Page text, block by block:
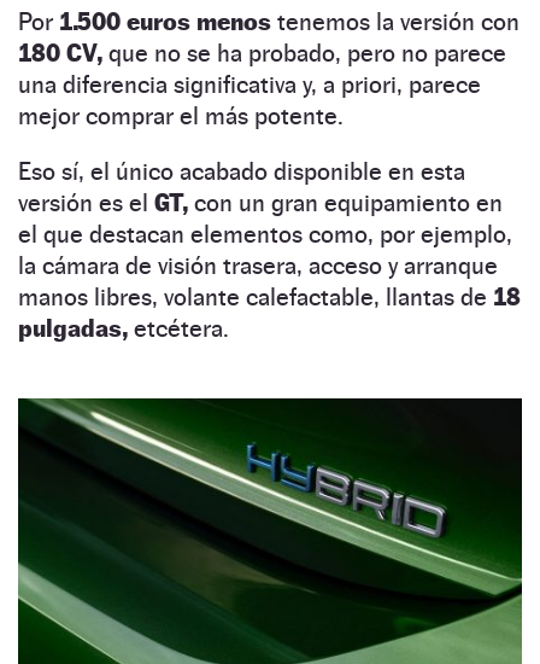
Por 1.500 euros menos tenemos la versión con
180 CV, que no se ha probado, pero no parece
una diferencia significativa y, a priori, parece
mejor comprar el más potente.
Eso sí, el único acabado disponible en esta
versión es el GT, con un gran equipamiento en
el que destacan elementos como, por ejemplo,
la cámara de visión trasera, acceso y arranque
manos libres, volante calefactable, llantas de 18
pulgadas, etcétera.